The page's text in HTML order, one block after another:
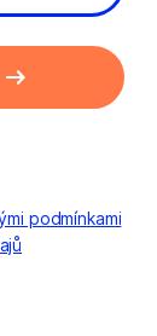
podmínkami